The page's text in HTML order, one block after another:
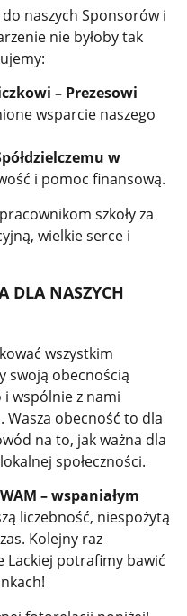
naszych Sponsorów i
nie byłoby tak
– Prezesowi
wsparcie naszego
w
i pomoc finansową.
szkoły za
wielkie serce i
DLA NASZYCH
wszystkim
swoją obecnością
wspólnie z nami
obecność to dla
na to, jak ważna dla
społeczności.
WAM – wspaniałym
liczebność, niespożytą
Kolejny raz
Lackiej potrafimy bawić